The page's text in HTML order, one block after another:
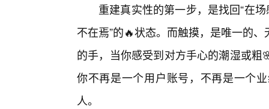
重建真实性的第一步，是找回“在
不在焉”的🔥状态。而触摸，是唯一的
的手，当你感受到对方手心的潮湿或
你不再是一个用户账号，不再是一个
人。